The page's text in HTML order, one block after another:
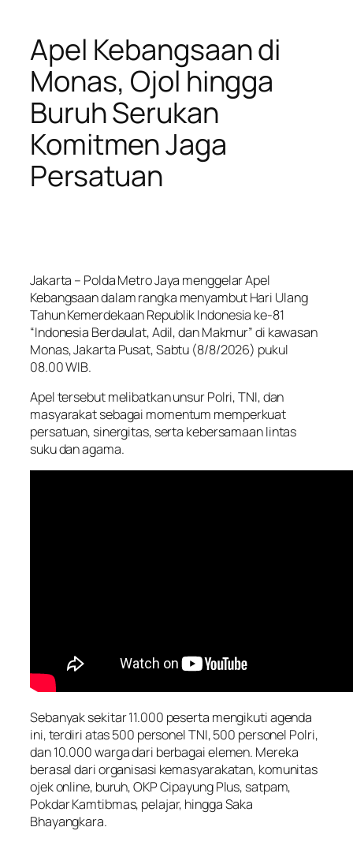
Apel Kebangsaan di
Monas, Ojol hingga
Buruh Serukan
Komitmen Jaga
Persatuan
Jakarta – Polda Metro Jaya menggelar Apel
Kebangsaan dalam rangka menyambut Hari Ulang
Tahun Kemerdekaan Republik Indonesia ke-81
“Indonesia Berdaulat, Adil, dan Makmur” di kawasan
Monas, Jakarta Pusat, Sabtu (8/8/2026) pukul
08.00 WIB.
Apel tersebut melibatkan unsur Polri, TNI, dan
masyarakat sebagai momentum memperkuat
persatuan, sinergitas, serta kebersamaan lintas
suku dan agama.
Sebanyak sekitar 11.000 peserta mengikuti agenda
ini, terdiri atas 500 personel TNI, 500 personel Polri,
dan 10.000 warga dari berbagai elemen. Mereka
berasal dari organisasi kemasyarakatan, komunitas
ojek online, buruh, OKP Cipayung Plus, satpam,
Pokdar Kamtibmas, pelajar, hingga Saka
Bhayangkara.